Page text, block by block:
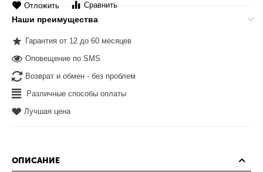
Отложить Сравнить
Наши преимущества
Гарантия от 12 до 60 месяцев
Оповещение по SMS
Возврат и обмен - без проблем
Различные способы оплаты
Лучшая цена
ОПИСАНИЕ